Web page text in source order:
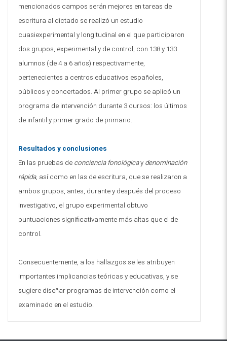
mencionados campos serán mejores en tareas de
escritura al dictado se realizó un estudio
cuasiexperimental y longitudinal en el que participaron
dos grupos, experimental y de control, con 138 y 133
alumnos (de 4 a 6 años) respectivamente,
pertenecientes a centros educativos españoles,
públicos y concertados. Al primer grupo se aplicó un
programa de intervención durante 3 cursos: los últimos
de infantil y primer grado de primario.
Resultados y conclusiones
En las pruebas de conciencia fonológicay denominación
rápida, así como en las de escritura, que se realizaron a
ambos grupos, antes, durante y después del proceso
investigativo, el grupo experimental obtuvo
puntuaciones significativamente más altas que el de
control.
Consecuentemente, a los hallazgos se les atribuyen
importantes implicancias teóricas y educativas, y se
sugiere diseñar programas de intervención como el
examinado en el estudio.